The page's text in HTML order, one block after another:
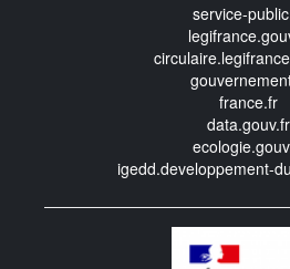
service-
france.fr
data.gouv.fr
igedd.developpement-